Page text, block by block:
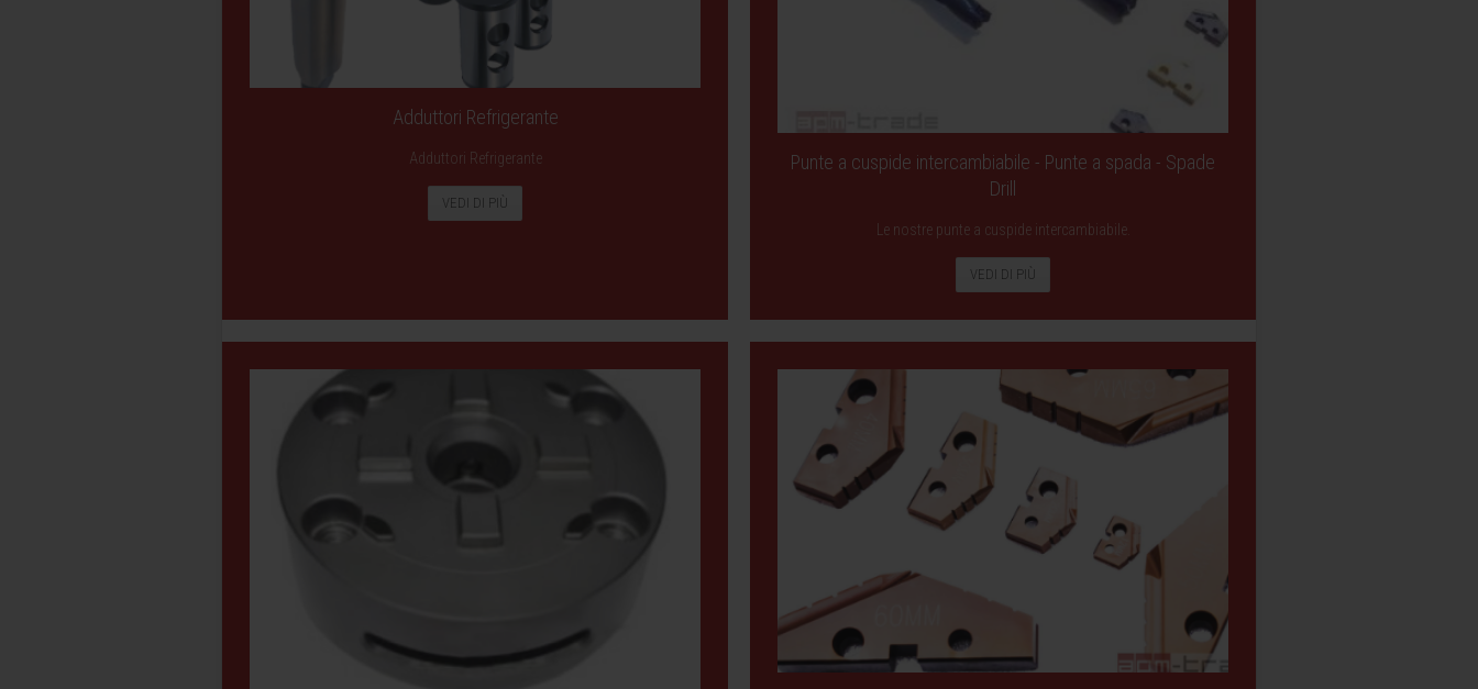
Adduttori Refrigerante
Adduttori Refrigerante
VEDI DI PIÙ
Punte a cuspide intercambiabile - Punte a spada - Spade
Drill
Le nostre punte a cuspide intercambiabile.
VEDI DI PIÙ